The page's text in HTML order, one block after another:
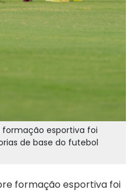
formação esportiva foi
de base do futebol
formação esportiva foi